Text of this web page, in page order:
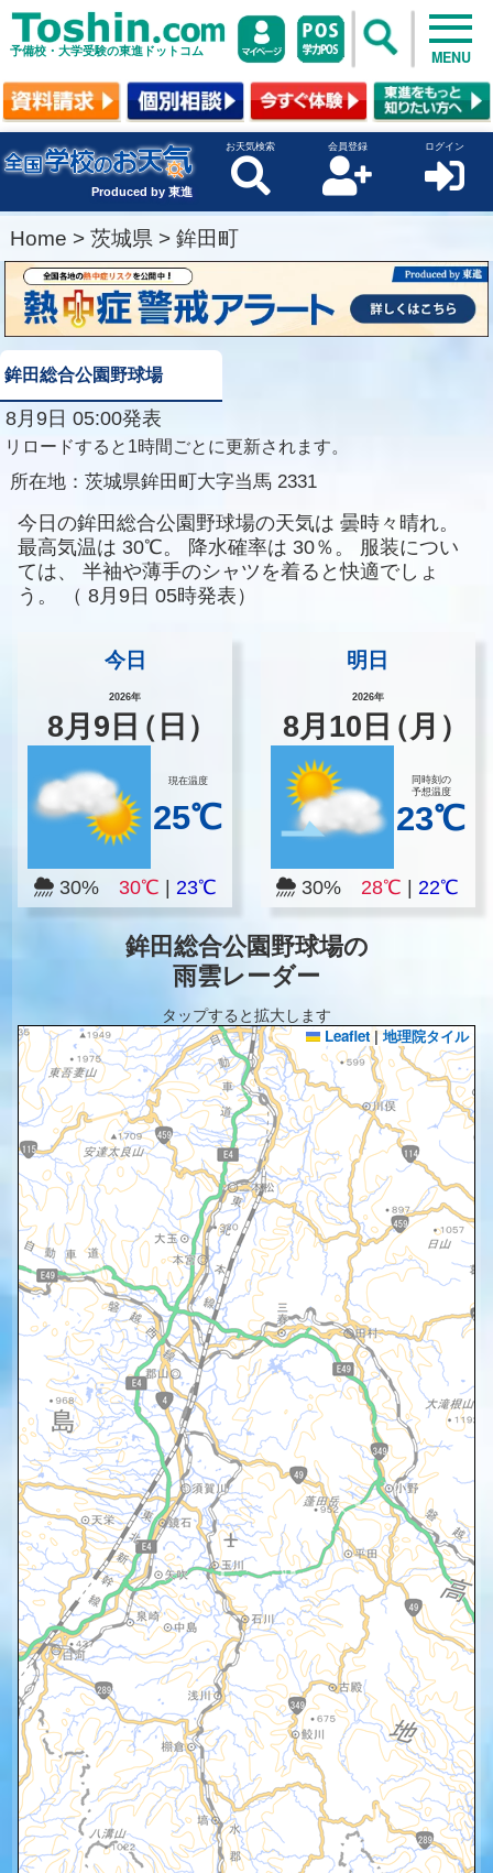
予備校・大学受験の東進ドットコム MENU
Produced by 東進
お天気検索 会員登録 ログイン
Home > 茨城県 > 鉾田町
鉾田総合公園野球場
8月9日 05:00発表
リロードすると1時間ごとに更新されます。
所在地： 茨城県鉾田町大字当馬 2331
今日の鉾田総合公園野球場の天気は 曇時々晴れ。
最高気温は 30℃。 降水確率は 30％。
服装につい
ては、
半袖や薄手のシャツを着ると快適でしょ
う。
（ 8月9日 05時発表）
今日
2026年
8月 9 日（日）
現在温度
25℃
30% 30℃ 23℃
明日
2026年
8月 10 日（月）
同時刻の
予想温度
23℃
30%28℃ |22℃
鉾田総合公園野球場の
雨雲レーダー
タップすると拡大します
Leaflet | 地理院タイル